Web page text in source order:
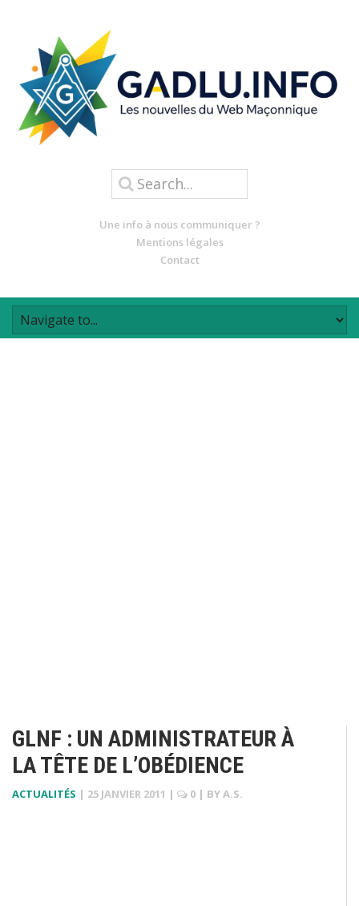
Une info à nous communiquer ?
Mentions légales
Contact
GLNF : UN ADMINISTRATEUR À
LA TÊTE DE L’OBÉDIENCE
ACTUALITÉS | 25 JANVIER 2011 | 0 | BYA.S.